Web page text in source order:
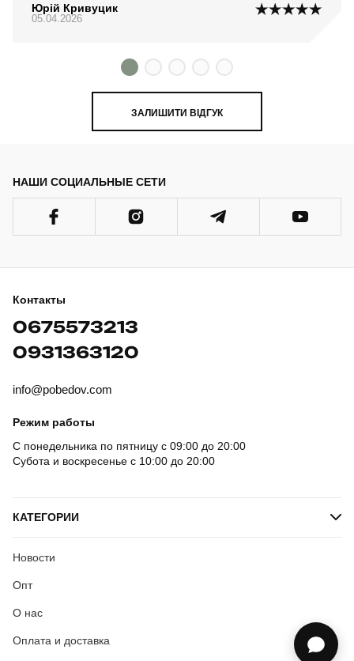
Юрій Кривуцик
05.04.2026
ЗАЛИШИТИ ВІДГУК
НАШИ СОЦИАЛЬНЫЕ СЕТИ
Контакты
0675573213
0931363120
info@pobedov.com
Режим работы
С понедельника по пятницу с 09:00 до 20:00
Субота и воскресенье с 10:00 до 20:00
КАТЕГОРИИ
Новости
Опт
О нас
Оплата и доставка